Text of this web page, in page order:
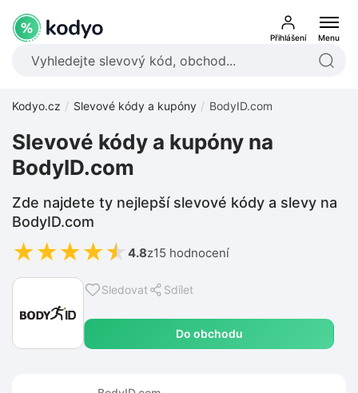
Přihlášení Menu
Kodyo.cz Slevové kódy a kupóny BodyID.com
Sledovat Sdílet
Do obchodu
Slevové kódy a kupóny na
BodyID.com
Zde najdete ty nejlepší slevové kódy a slevy na
BodyID.com
★★★★★ 4.8z15 hodnocení